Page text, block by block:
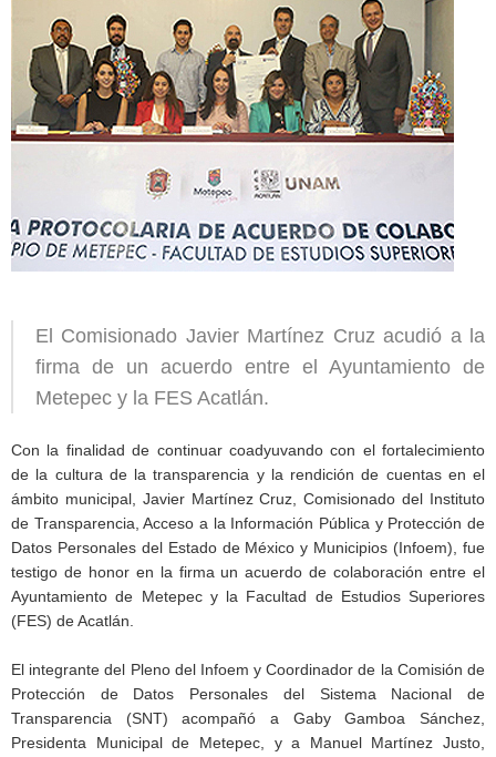
El Comisionado Javier Martínez Cruz acudió a la
firma de un acuerdo entre el Ayuntamiento de
Metepec y la FES Acatlán.
Con la finalidad de continuar coadyuvando con el fortalecimiento
de la cultura de la transparencia y la rendición de cuentas en el
ámbito municipal, Javier Martínez Cruz, Comisionado del Instituto
de Transparencia, Acceso a la Información Pública y Protección de
Datos Personales del Estado de México y Municipios (Infoem), fue
testigo de honor en la firma un acuerdo de colaboración entre el
Ayuntamiento de Metepec y la Facultad de Estudios Superiores
(FES) de Acatlán.
El integrante del Pleno del Infoem y Coordinador de la Comisión de
Protección de Datos Personales del Sistema Nacional de
Transparencia (SNT) acompañó a Gaby Gamboa Sánchez,
Presidenta Municipal de Metepec, y a Manuel Martínez Justo,